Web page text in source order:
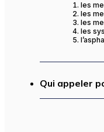
les
les
les
les
Qui appeler